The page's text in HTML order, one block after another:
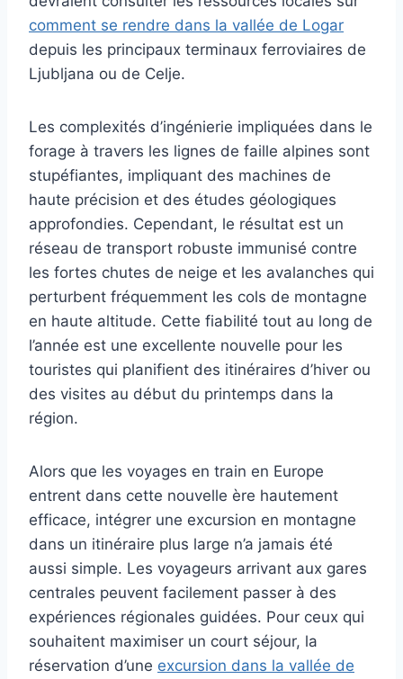
comment se rendre dans la vallée de Logar
depuis les principaux terminaux ferroviaires de
Ljubljana ou de Celje.
Les complexités d’ingénierie impliquées dans le
forage à travers les lignes de faille alpines sont
stupéfiantes, impliquant des machines de
haute précision et des études géologiques
approfondies. Cependant, le résultat est un
réseau de transport robuste immunisé contre
les fortes chutes de neige et les avalanches qui
perturbent fréquemment les cols de montagne
en haute altitude. Cette fiabilité tout au long de
l’année est une excellente nouvelle pour les
touristes qui planifient des itinéraires d’hiver ou
des visites au début du printemps dans la
région.
Alors que les voyages en train en Europe
entrent dans cette nouvelle ère hautement
efficace, intégrer une excursion en montagne
dans un itinéraire plus large n’a jamais été
aussi simple. Les voyageurs arrivant aux gares
centrales peuvent facilement passer à des
expériences régionales guidées. Pour ceux qui
souhaitent maximiser un court séjour, la
réservation d’une excursion dans la vallée de